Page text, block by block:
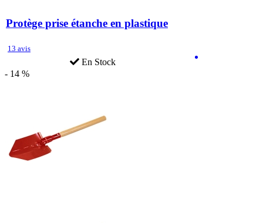
Protège prise étanche en plastique
13 avis
En Stock
- 14 %